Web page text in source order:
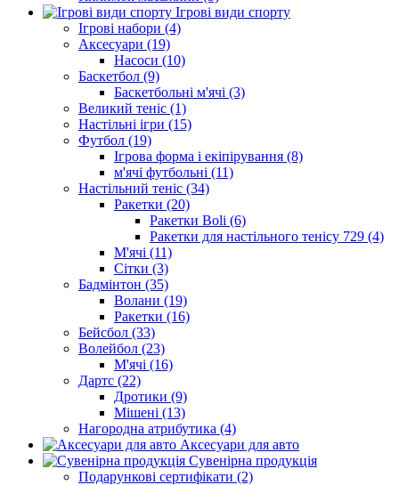
Ігрові види спорту
Ігрові набори (4)
Аксесуари (19)
Насоси (10)
Баскетбол (9)
Баскетбольні м'ячі (3)
Великий теніс (1)
Настільні ігри (15)
Футбол (19)
Ігрова форма і екіпірування (8)
м'ячі футбольні (11)
Настільний теніс (34)
Ракетки (20)
Ракетки Boli (6)
Ракетки для настільного тенісу 729 (4)
М'ячі (11)
Сітки (3)
Бадмінтон (35)
Волани (19)
Ракетки (16)
Бейсбол (33)
Волейбол (23)
М'ячі (16)
Дартс (22)
Дротики (9)
Мішені (13)
Нагородна атрибутика (4)
Аксесуари для авто
Сувенірна продукція
Подарункові сертифікати (2)